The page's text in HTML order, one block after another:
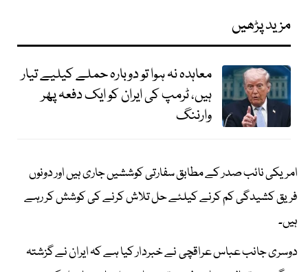
مزید پڑھیں
معاہدہ نہ ہوا تو دوبارہ حملے کیلیے تیار
ہیں، ٹرمپ کی ایران کو ایک دفعہ پھر
وارننگ
امریکی نائب صدر کے مطابق سفارتی کوششیں جاری ہیں اور دونوں
فریق کشیدگی کم کرنے کیلئے حل تلاش کرنے کی کوشش کر رہے
ہیں۔
دوسری جانب عباس عراقچی نے خبردار کیا ہے کہ ایران نے گزشتہ